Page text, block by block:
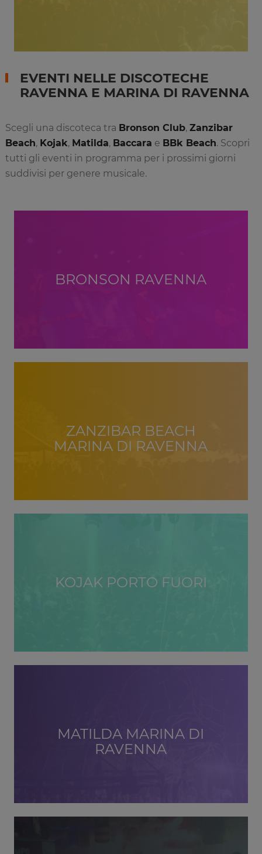
EVENTI NELLE DISCOTECHE
RAVENNA E MARINA DI RAVENNA
Scegli una discoteca tra Bronson Club, Zanzibar
Beach, Kojak, Matilda, Baccara e BBk Beach. Scopri
tutti gli eventi in programma per i prossimi giorni
suddivisi per genere musicale.
BRONSON RAVENNA
ZANZIBAR BEACH
MARINA DI RAVENNA
KOJAK PORTO FUORI
MATILDA MARINA DI
RAVENNA